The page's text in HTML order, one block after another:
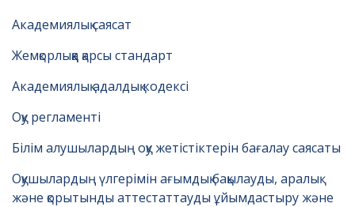
Академиялық саясат
Жемқорлыққа қарсы стандарт
Академиялық адалдық кодексі
Оқу регламенті
Білім алушылардың оқу жетістіктерін бағалау саясаты
Оқушылардың үлгерімін ағымдық бақылауды, аралық
және қорытынды аттестаттауды ұйымдастыру және